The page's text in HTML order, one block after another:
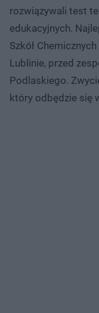
rozwiązywali test
edukacyjnych.
Szkół
Lublinie, przed
Podlaskiego.
który odbędzie się